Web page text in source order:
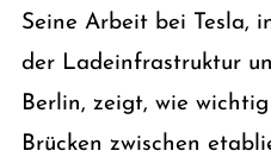
Seine Arbeit bei Tesla,
der Ladeinfrastruktur
Berlin, zeigt, wie
Brücken zwischen